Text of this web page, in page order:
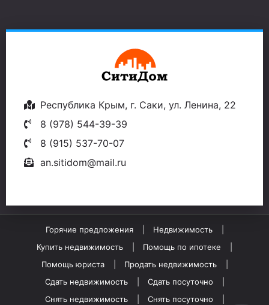
Республика Крым, г. Саки, ул. Ленина, 22
8 (978) 544-39-39
8 (915) 537-70-07
an.sitidom@mail.ru
Горячие предложения
Недвижимость
Купить недвижимость
Помощь по ипотеке
Помощь юриста
Продать недвижимость
Сдать недвижимость
Сдать посуточно
Снять недвижимость
Снять посуточно